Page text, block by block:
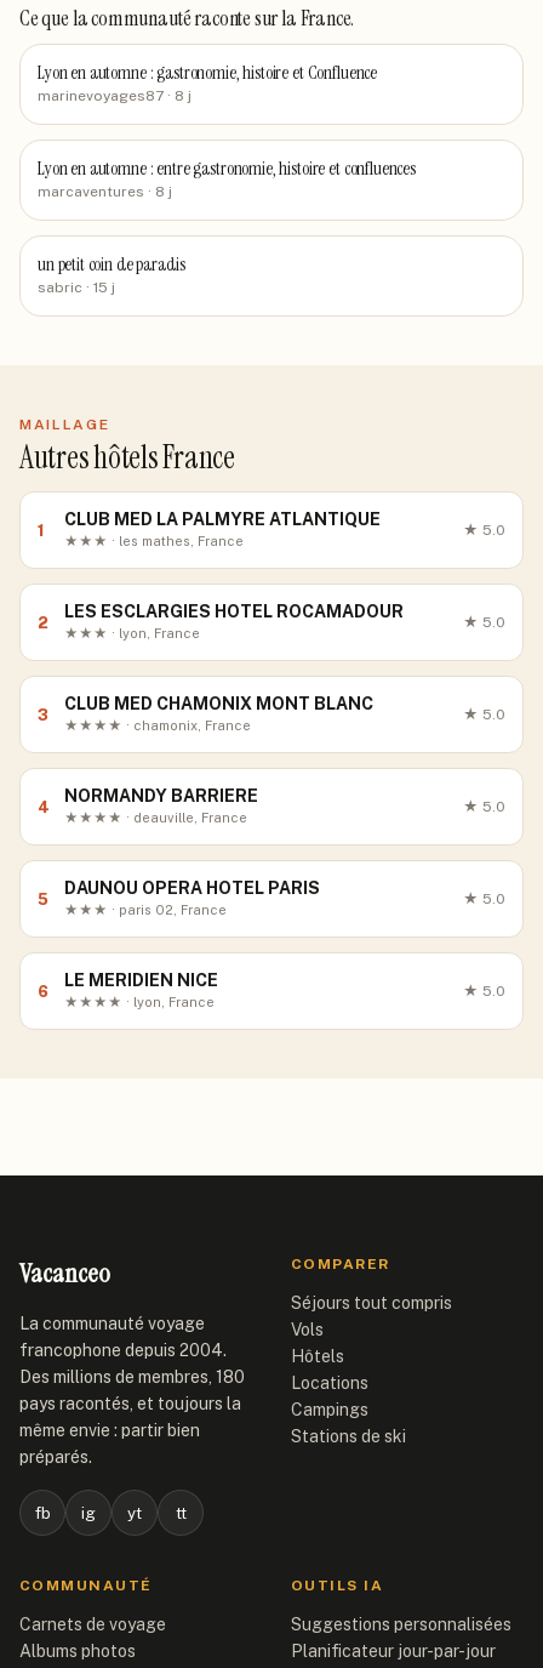
Ce que la communauté racontesur la France.
Lyon en automne : gastronomie, histoire et Confluence
marinevoyages87 · 8 j
Lyon en automne : entre gastronomie, histoire et confluences
marcaventures · 8 j
un petit coin de paradis
sabric · 15 j
MAILLAGE
Autres hôtels France
1
CLUB MED LA PALMYRE ATLANTIQUE
★★★ · les mathes, France
★ 5.0
2
LES ESCLARGIES HOTEL ROCAMADOUR
★★★ · lyon, France
★ 5.0
3
CLUB MED CHAMONIX MONT BLANC
★★★★ · chamonix, France
★ 5.0
4
NORMANDY BARRIERE
★★★★ · deauville, France
★ 5.0
5
DAUNOU OPERA HOTEL PARIS
★★★ · paris 02, France
★ 5.0
6
LE MERIDIEN NICE
★★★★ · lyon, France
★ 5.0
Vacanceo
La communauté voyage
francophone depuis 2004.
Des millions de membres, 180
pays racontés, et toujours la
même envie : partir bien
préparés.
fb ig yt tt
COMPARER
Séjours tout compris
Vols
Hôtels
Locations
Campings
Stations de ski
COMMUNAUTÉ
Carnets de voyage
Albums photos
OUTILS IA
Suggestions personnalisées
Planificateur jour-par-jour